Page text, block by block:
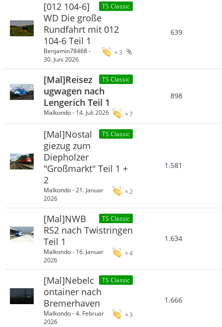
TS Classic
[012 104-6]
WD Die große
Rundfahrt mit 012
104-6 Teil 1
3
Benjamin78468-
30. Juni 2026
639
TS Classic
[Mal]Reisez
ugwagen nach
Lengerich Teil 1
7
Malkondo- 14. Juli 2026
898
TS Classic
[Mal]Nostal
giezug zum
Diepholzer
"Großmarkt" Teil 1 +
2
2
Malkondo-21. Januar
2026
1.581
TS Classic
[Mal]NWB
RS2 nach Twistringen
Teil 1
4
Malkondo- 16. Januar
2026
1.634
TS Classic
[Mal]Nebelc
ontainer nach
Bremerhaven
3
Malkondo-4. Februar
2026
1.666